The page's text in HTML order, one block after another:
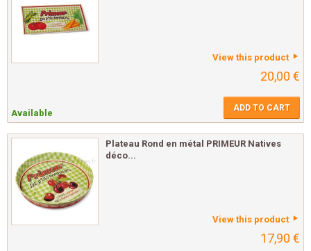
View this product
20,00 €
Available ADD TO CART
Plateau Rond en métal PRIMEUR Natives
déco...
View this product
17,90 €